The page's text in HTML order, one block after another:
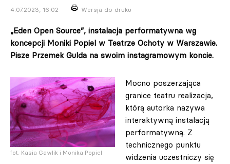
4.07.2023, 16:02 Wersja do druku
„Eden Open Source”, instalacja performatywna wg
koncepcji Moniki Popiel w Teatrze Ochoty w Warszawie.
Pisze Przemek Gulda na swoim instagramowym koncie.
fot. Kasia Gawlik i Monika Popiel
Mocno poszerzająca
granice teatru realizacja,
którą autorka nazywa
interaktywną instalacją
performatywną. Z
technicznego punktu
widzenia uczestniczy się